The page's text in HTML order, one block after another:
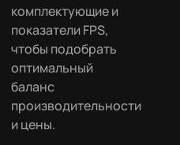
комплектующие и
показатели FPS,
чтобы подобрать
оптимальный
баланс
производительности
и цены.